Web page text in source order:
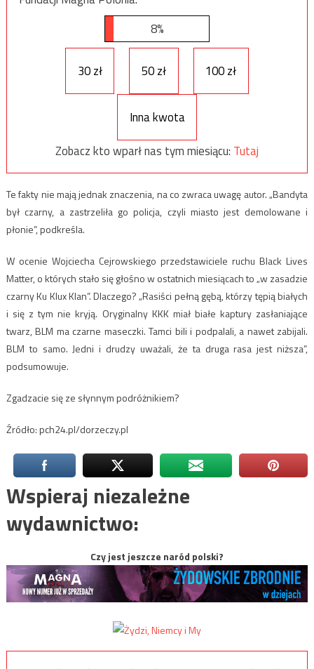
8%
30 zł 50 zł 100 zł
Inna kwota
Zobacz kto wparł nas tym miesiącu: Tutaj
Te fakty nie mają jednak znaczenia, na co zwraca uwagę autor. „Bandyta
był czarny, a zastrzeliła go policja, czyli miasto jest demolowane i
płonie”, podkreśla.
W ocenie Wojciecha Cejrowskiego przedstawiciele ruchu Black Lives
Matter, o których stało się głośno w ostatnich miesiącach to „w zasadzie
czarny Ku Klux Klan”. Dlaczego? „Rasiści pełną gębą, którzy tępią białych
i się z tym nie kryją. Oryginalny KKK miał białe kaptury zasłaniające
twarz, BLM ma czarne maseczki. Tamci bili i podpalali, a nawet zabijali.
BLM to samo. Jedni i drudzy uważali, że ta druga rasa jest niższa”,
podsumowuje.
Zgadzacie się ze słynnym podróżnikiem?
Źródło: pch24.pl/dorzeczy.pl
Wspieraj niezależne
wydawnictwo:
Czy jest jeszcze naród polski?